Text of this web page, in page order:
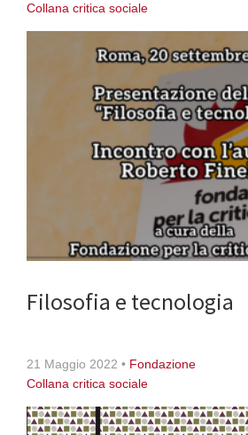
Collana critica sociale
Filosofia e tecnologia
21 Maggio 2022 • Fondazione
Collana critica sociale